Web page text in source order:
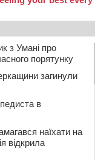
з Умані про
порятунку
загинули
в
наїхати на
відкрила